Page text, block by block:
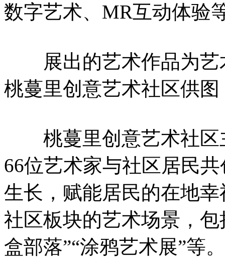
数字艺术、MR互动体验
展出的艺术作品为艺
桃蔓里创意艺术社区供图
桃蔓里创意艺术社区
66位艺术家与社区居民
生长，赋能居民的在地
社区板块的艺术场景，
盒部落”“涂鸦艺术展”等